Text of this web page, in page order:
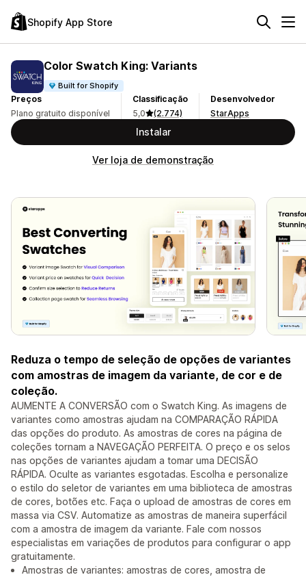
Shopify App Store
Color Swatch King: Variants
Built for Shopify
Preços
Plano gratuito disponível
Classificação
5,0
(2.774)
Desenvolvedor
StarApps
Instalar
Ver loja de demonstração
Reduza o tempo de seleção de opções de variantes
com amostras de imagem da variante, de cor e de
coleção.
AUMENTE A CONVERSÃO com o Swatch King. As imagens de
variantes como amostras ajudam na COMPARAÇÃO RÁPIDA
das opções do produto. As amostras de cores na página de
coleções tornam a NAVEGAÇÃO PERFEITA. O preço e os selos
nas opções de variantes ajudam a tomar uma DECISÃO
RÁPIDA. Oculte as variantes esgotadas. Escolha e personalize
o estilo do seletor de variantes em uma biblioteca de amostras
de cores, botões etc. Faça o upload de amostras de cores em
massa via CSV. Automatize as amostras de maneira superfácil
com a amostra de imagem da variante. Fale com nossos
especialistas em variações de produtos para configurar o app
gratuitamente.
Amostras de variantes: amostras de cores, amostra de